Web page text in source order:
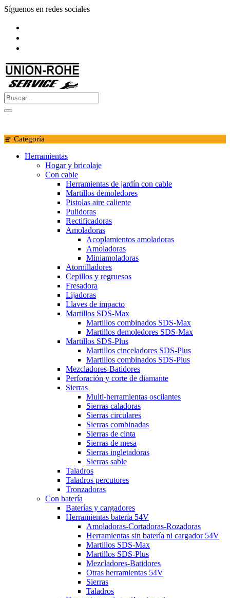
Saltar
contenido
Síguenos en redes sociales
Categoría
Herramientas
Hogar y bricolaje
Con cable
Herramientas de jardín con cable
Martillos demoledores
Pistolas aire caliente
Pulidoras
Rectificadoras
Amoladoras
Acoplamientos amoladoras
Amoladoras
Miniamoladoras
Atornilladores
Cepillos y regruesos
Fresadora
Lijadoras
Llaves de impacto
Martillos SDS-Max
Martillos combinados SDS-Max
Martillos demoledores SDS-Max
Martillos SDS-Plus
Martillos cinceladores SDS-Plus
Martillos combinados SDS-Plus
Mezcladores-Batidores
Perforación y corte de diamante
Sierras
Multi-herramientas oscilantes
Sierras caladoras
Sierras circulares
Sierras combinadas
Sierras de cinta
Sierras de mesa
Sierras ingletadoras
Sierras sable
Taladros
Taladros percutores
Tronzadoras
Con batería
Baterías y cargadores
Herramientas batería 54V
Amoladoras-Cortadoras-Rozadoras
Herramientas sin batería ni cargador 54V
Martillos SDS-Max
Martillos SDS-Plus
Mezcladores-Batidores
Otras herramientas 54V
Sierras
Taladros